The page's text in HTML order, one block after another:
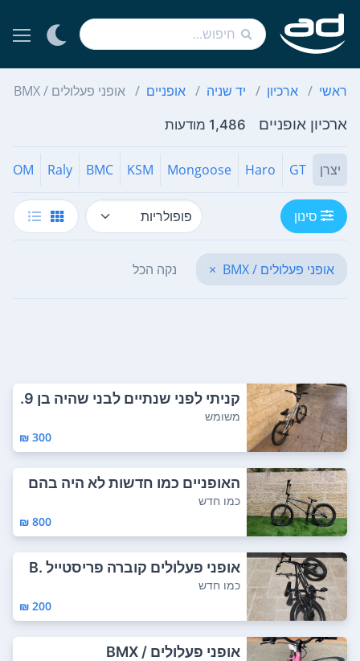
ראשי ארכיון יד שניה אופניים אופני פעלולים / BMX
ארכיון אופניים 1,486 מודעות
יצרן GT
Haro
Mongoose
KSM
BMC
Raly
סינון
אופני פעלולים / BMX × נקה הכל
קניתי לפני שנתיים לבני שהיה בן 9.
יש לו ...
משומש
300 ₪
האופניים כמו חדשות לא היה בהם
שימוש
כמו חדש
800 ₪
אופני פעלולים קוברה פריסטייל B.
M.X מגיע ...
כמו חדש
200 ₪
אופני פעלולים / BMX